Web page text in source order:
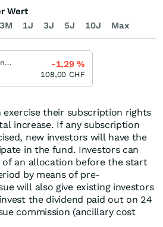
exercise their subscription rights
increase. If any subscription
new investors will have the
in the fund. Investors can
of an allocation before the start
by means of pre-
will also give existing investors
the dividend paid out on 24
commission (ancillary cost
3M 1J 3J 5J 10J Max
Wert
Swiss Prime Site Solutions Investment Fund (SPSS IF) Commercial
-1,29%
108,00 CHF